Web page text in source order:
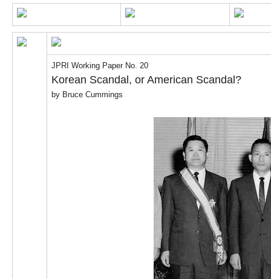
JPRI Working Paper No. 20
Korean Scandal, or American Scandal?
by Bruce Cummings